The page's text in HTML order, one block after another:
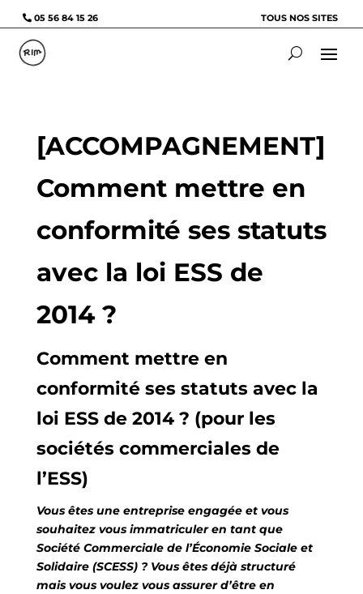
05 56 84 15 26 TOUS NOS SITES
[ACCOMPAGNEMENT]
Comment mettre en
conformité ses statuts
avec la loi ESS de
2014 ?
Comment mettre en
conformité ses statuts avec la
loi ESS de 2014 ? (pour les
sociétés commerciales de
l’ESS)
Vous êtes une entreprise engagée et vous
souhaitez vous immatriculer en tant que
Société Commerciale de l’Économie Sociale et
Solidaire (SCESS) ? Vous êtes déjà structuré
mais vous voulez vous assurer d’être en